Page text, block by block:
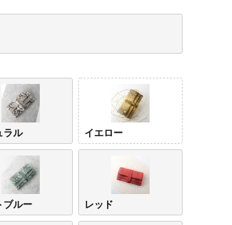
)
ラル イエロー
ブルー レッド